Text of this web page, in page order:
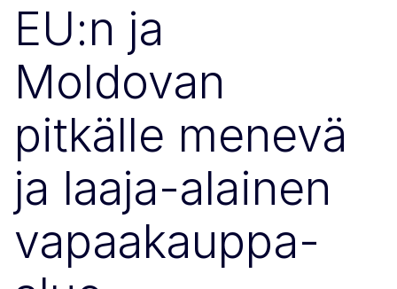
EU:n ja
Moldovan
pitkälle menevä
ja laaja-alainen
vapaakauppa-